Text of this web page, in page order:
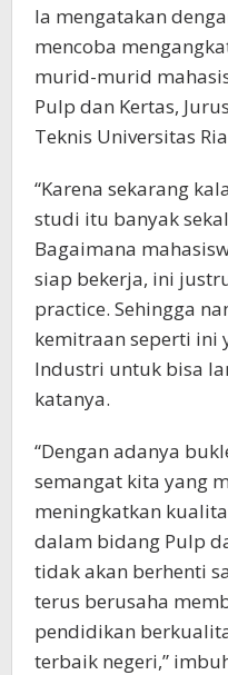
Ia mengatakan
mencoba
murid-murid
Pulp dan Kertas,
Teknis Universitas
“Karena sekarang
studi itu banyak
Bagaimana
siap bekerja, ini
practice. Sehingga
kemitraan seperti ini
Industri untuk bisa
katanya.
“Dengan adanya
semangat kita yang
meningkatkan
dalam bidang Pulp
tidak akan berhenti
terus berusaha
pendidikan
terbaik negeri,”